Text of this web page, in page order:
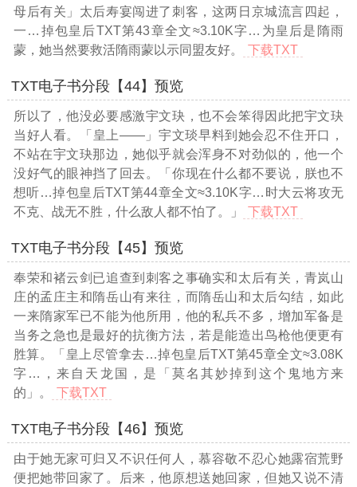
母后有关」太后寿宴闯进了刺客，这两日京城流言四起，
一 …掉包皇后TXT第43章全文≈3.10K字… 为皇后是隋雨
蒙，她当然要救活隋雨蒙以示同盟友好。
下载TXT
TXT电子书分段【44】预览
所以了，他没必要感激宇文玦，也不会笨得因此把宇文玦
当好人看。「皇上——」宇文琰早料到她会忍不住开口，
不站在宇文玦那边，她似乎就会浑身不对劲似的，他一个
没好气的眼神挡了回去。「你现在什么都不要说，朕也不
想听…掉包皇后TXT第44章全文≈3.10K字… 时大云将攻无
不克、战无不胜，什么敌人都不怕了。」
下载TXT
TXT电子书分段【45】预览
奉荣和褚云剑已追查到刺客之事确实和太后有关，青岚山
庄的孟庄主和隋岳山有来往，而隋岳山和太后勾结，如此
一来隋家军已不能为他所用，他的私兵不多，增加军备是
当务之急也是最好的抗衡方法，若是能造出鸟枪他便更有
胜算。「皇上尽管拿去…掉包皇后TXT第45章全文≈3.08K
字…
，来自天龙国，是「莫名其妙掉到这个鬼地方来
的」。
下载TXT
TXT电子书分段【46】预览
由于她无家可归又不识任何人，慕容敬不忍心她露宿荒野
便把她带回家了。后来，他原想送她回家，但她又说不清